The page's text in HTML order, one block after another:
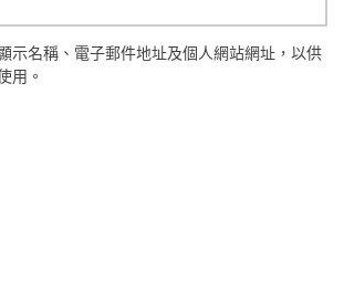
示名稱、電子郵件地址及個人網站網址，以供
用。